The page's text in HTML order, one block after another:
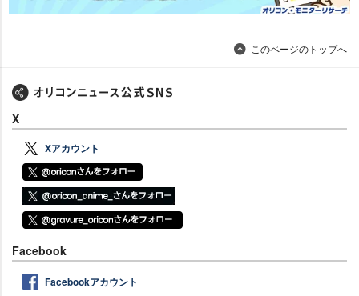
このページのトップへ
X
Xアカウント
Facebook
Facebookアカウント